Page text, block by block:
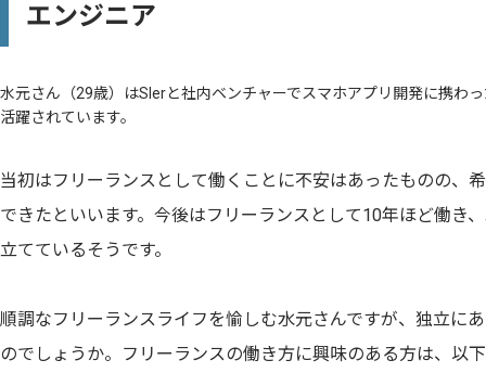
エンジニア
水元さん（29歳）はSIerと社内ベンチャーでスマホアプリ開発に携わ
活躍されています。
当初はフリーランスとして働くことに不安はあったものの、
できたといいます。今後はフリーランスとして10年ほど働き
立てているそうです。
順調なフリーランスライフを愉しむ水元さんですが、独立に
のでしょうか。フリーランスの働き方に興味のある方は、以